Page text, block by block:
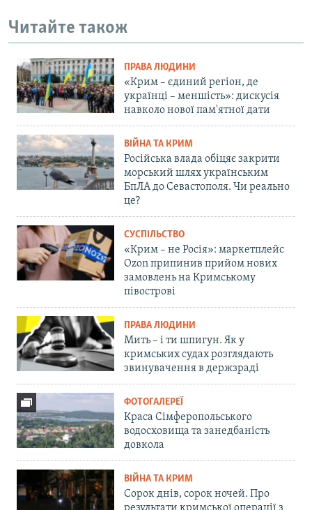
Читайте також
ПРАВА ЛЮДИНИ
«Крим – єдиний регіон, де
українці – меншість»: дискусія
навколо нової пам'ятної дати
ВІЙНА ТА КРИМ
Російська влада обіцяє закрити
морський шлях українським
БпЛА до Севастополя. Чи реально
це?
СУСПІЛЬСТВО
«Крим – не Росія»: маркетплейс
Ozon припинив прийом нових
замовлень на Кримському
півострові
ПРАВА ЛЮДИНИ
Мить – і ти шпигун. Як у
кримських судах розглядають
звинувачення в держзраді
ФОТОГАЛЕРЕЇ
Краса Сімферопольського
водосховища та занедбаність
довкола
ВІЙНА ТА КРИМ
Сорок днів, сорок ночей. Про